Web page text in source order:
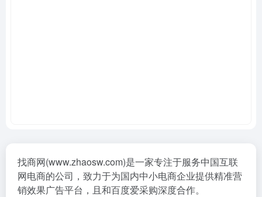
找商网(www.zhaosw.com)是一家专注于服务中国互联
网电商的公司，致力于为国内中小电商企业提供精准营
销效果广告平台，且和百度爱采购深度合作。